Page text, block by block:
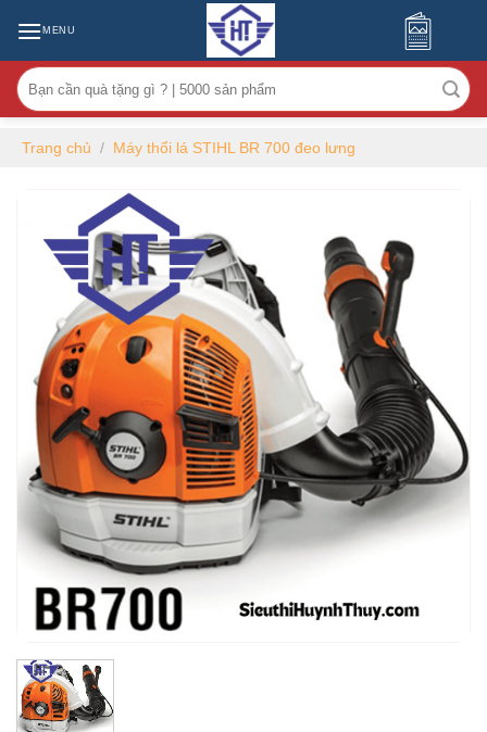
MENU
Tìm
kiếm:
Trang chủ / Máy thổi lá STIHL BR 700 đeo lưng